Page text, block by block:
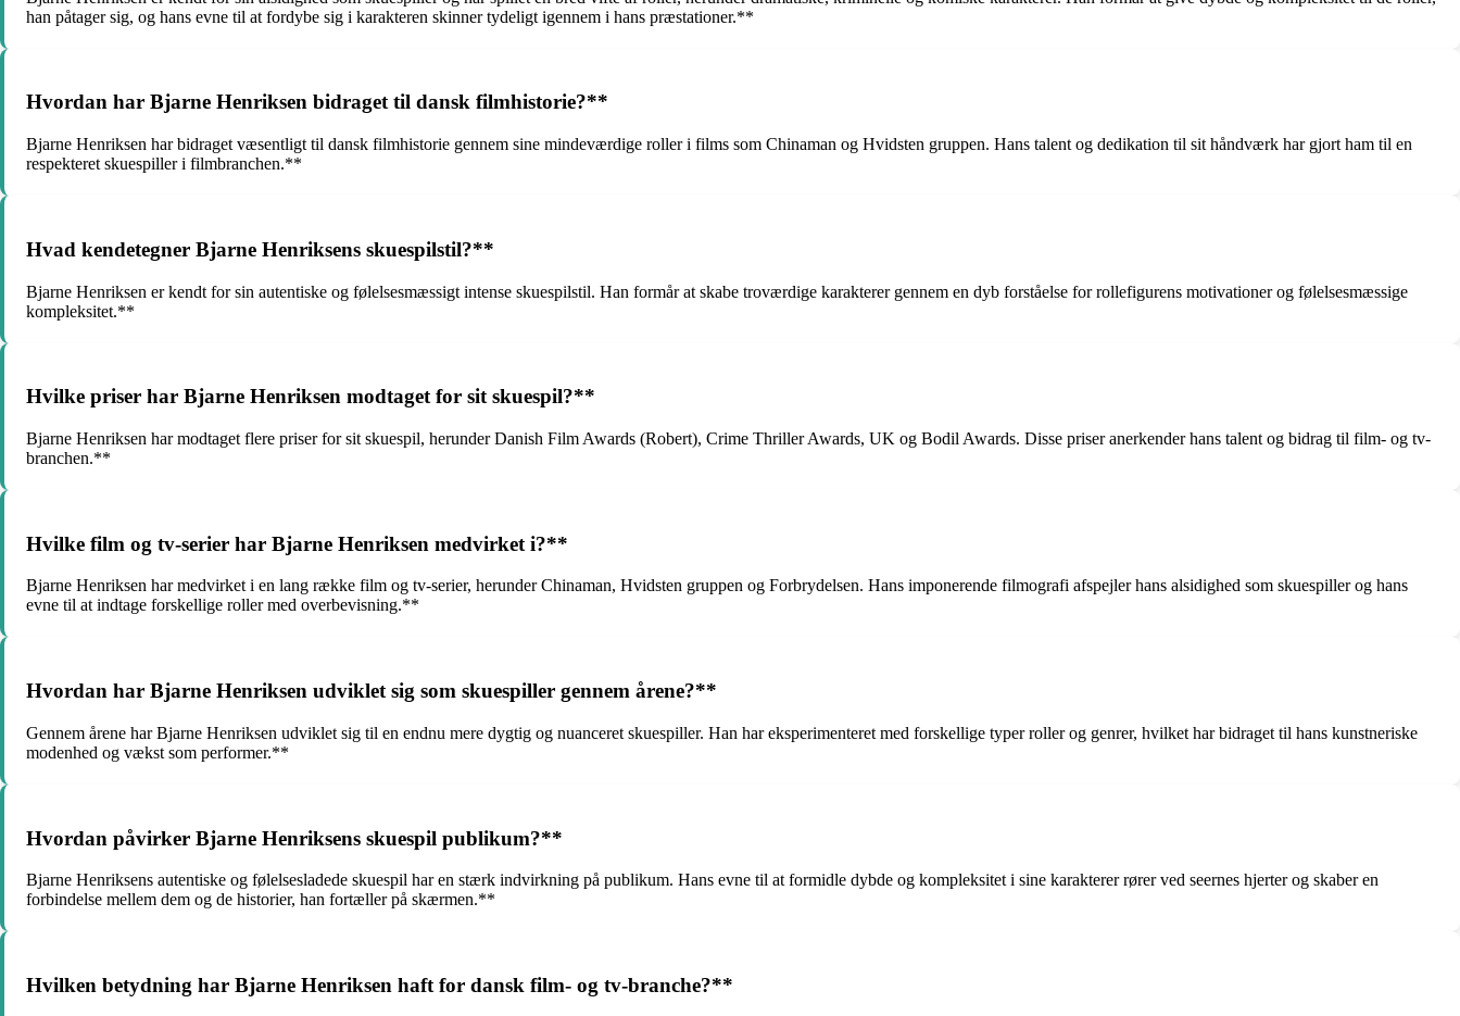
han påtager sig, og hans evne til at fordybe sig i karakteren skinner tydeligt igennem i hans præstationer.**
Hvordan har Bjarne Henriksen bidraget til dansk filmhistorie?**
Bjarne Henriksen har bidraget væsentligt til dansk filmhistorie gennem sine mindeværdige roller i films som Chinaman og Hvidsten gruppen. Hans talent og dedikation til sit håndværk har gjort ham til en
respekteret skuespiller i filmbranchen.**
Hvad kendetegner Bjarne Henriksens skuespilstil?**
Bjarne Henriksen er kendt for sin autentiske og følelsesmæssigt intense skuespilstil. Han formår at skabe troværdige karakterer gennem en dyb forståelse for rollefigurens motivationer og følelsesmæssige
kompleksitet.**
Hvilke priser har Bjarne Henriksen modtaget for sit skuespil?**
Bjarne Henriksen har modtaget flere priser for sit skuespil, herunder Danish Film Awards (Robert), Crime Thriller Awards, UK og Bodil Awards. Disse priser anerkender hans talent og bidrag til film- og tv-
branchen.**
Hvilke film og tv-serier har Bjarne Henriksen medvirket i?**
Bjarne Henriksen har medvirket i en lang række film og tv-serier, herunder Chinaman, Hvidsten gruppen og Forbrydelsen. Hans imponerende filmografi afspejler hans alsidighed som skuespiller og hans
evne til at indtage forskellige roller med overbevisning.**
Hvordan har Bjarne Henriksen udviklet sig som skuespiller gennem årene?**
Gennem årene har Bjarne Henriksen udviklet sig til en endnu mere dygtig og nuanceret skuespiller. Han har eksperimenteret med forskellige typer roller og genrer, hvilket har bidraget til hans kunstneriske
modenhed og vækst som performer.**
Hvordan påvirker Bjarne Henriksens skuespil publikum?**
Bjarne Henriksens autentiske og følelsesladede skuespil har en stærk indvirkning på publikum. Hans evne til at formidle dybde og kompleksitet i sine karakterer rører ved seernes hjerter og skaber en
forbindelse mellem dem og de historier, han fortæller på skærmen.**
Hvilken betydning har Bjarne Henriksen haft for dansk film- og tv-branche?**